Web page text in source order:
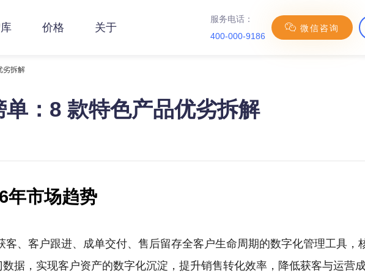
价格 关于
服务电话：
400-000-9186
微信咨询
劣拆解
：8 款特色产品优劣拆解
年市场趋势
、客户跟进、成单交付、售后留存全客户生命周期的数字化管理工具，
据，实现客户资产的数字化沉淀，提升销售转化效率，降低获客与运营